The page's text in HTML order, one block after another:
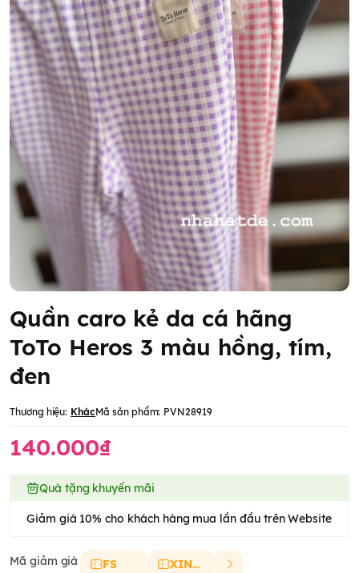
Quần caro kẻ da cá hãng
ToTo Heros 3 màu hồng, tím,
đen
Thương hiệu: KhácMã sản phẩm: PVN28919
140.000₫
Quà tặng khuyến mãi
Giảm giá 10% cho khách hàng mua lần đầu trên Website
Mã giảm giá FS XINCHAO